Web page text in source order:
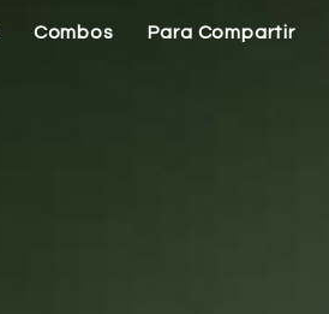
Combos Para Compartir